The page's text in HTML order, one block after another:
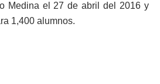
Medina el 27 de abril del 2016 y
1,400 alumnos.